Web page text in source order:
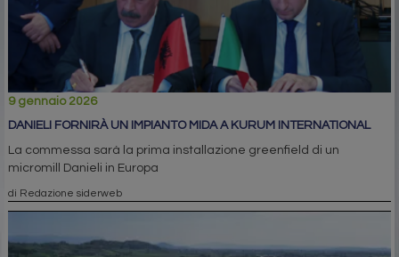
9 gennaio 2026
DANIELI FORNIRÀ UN IMPIANTO MIDA A KURUM INTERNATIONAL
La commessa sarà la prima installazione greenfield di un
micromill Danieli in Europa
di Redazione siderweb